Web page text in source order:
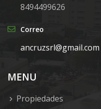
8494499626
Correo
ancruzsrl@gmail.com
MENU
Propiedades